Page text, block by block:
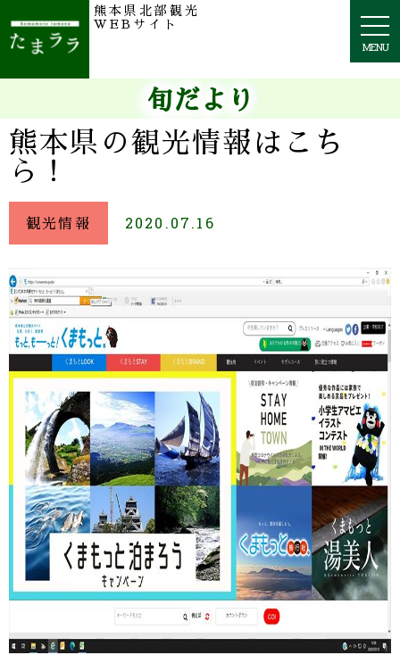
MENU
熊本県北部観光
WEBサイト
旬だより
熊本県の観光情報はこち
ら！
観光情報 2020.07.16